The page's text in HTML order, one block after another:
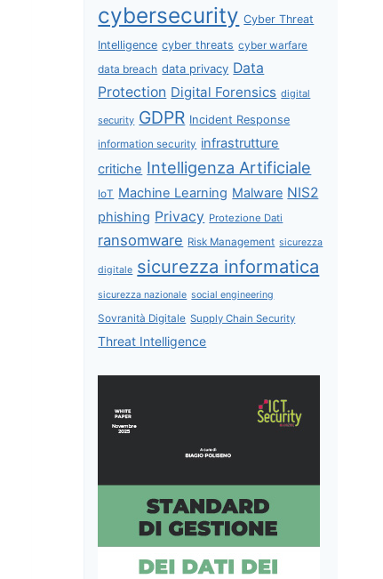
cybersecurity Cyber Threat
Intelligence cyber threats cyber warfare
data breach data privacy Data
Protection Digital Forensics digital
security GDPR Incident Response
information security infrastrutture
critiche Intelligenza Artificiale
IoT Machine Learning Malware NIS2
phishing Privacy Protezione Dati
ransomware Risk Management sicurezza
digitale sicurezza informatica
sicurezza nazionale social engineering
Sovranità Digitale Supply Chain Security
Threat Intelligence